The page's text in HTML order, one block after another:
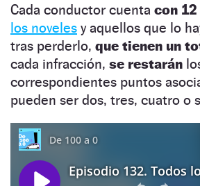
Cada conductor cuenta con
los noveles y aquellos que lo
tras perderlo, que tienen un
cada infracción, se restarán
correspondientes puntos
pueden ser dos, tres, cuatro o